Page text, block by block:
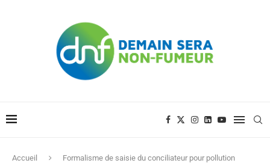
Accueil
Formalisme de saisie du conciliateur pour pollution